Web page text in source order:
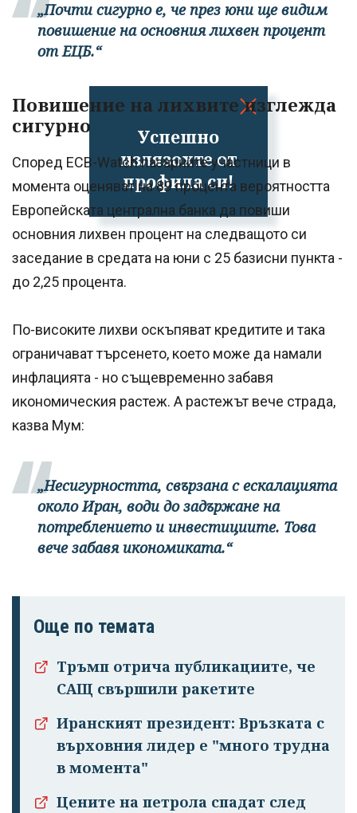
Успешно
излязохте от
профила си!
„Почти сигурно е, че през юни ще видим
повишение на основния лихвен процент
от ЕЦБ.“
Повишение на лихвите изглежда
сигурно
Според ECB-Watch пазарните участници в
момента оценяват на 89 процента вероятността
Европейската централна банка да повиши
основния лихвен процент на следващото си
заседание в средата на юни с 25 базисни пункта -
до 2,25 процента.
По-високите лихви оскъпяват кредитите и така
ограничават търсенето, което може да намали
инфлацията - но същевременно забавя
икономическия растеж. А растежът вече страда,
казва Мум:
„Несигурността, свързана с ескалацията
около Иран, води до задържане на
потреблението и инвестициите. Това
вече забавя икономиката.“
Още по темата
Тръмп отрича публикациите, че
САЩ свършили ракетите
Иранският президент: Връзката с
върховния лидер е "много трудна
в момента"
Цените на петрола спадат след